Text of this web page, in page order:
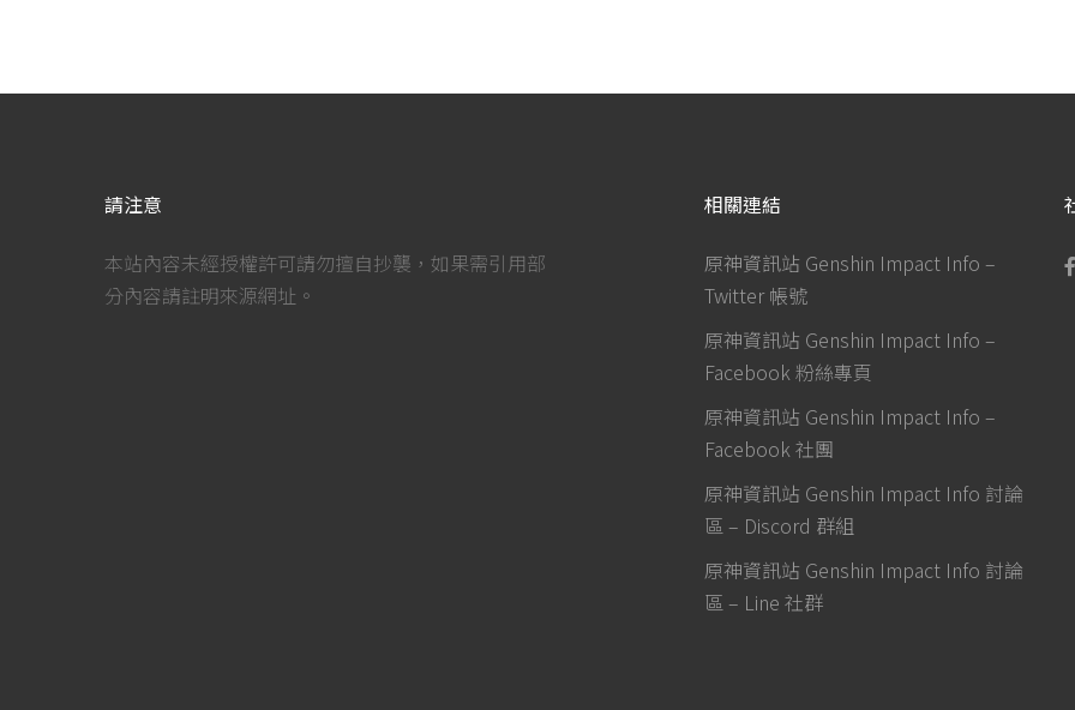
請注意
本站內容未經授權許可請勿擅自抄襲，如果需引用部
分內容請註明來源網址。
相關連結
原神資訊站 Genshin Impact Info –
Twitter 帳號
原神資訊站 Genshin Impact Info –
Facebook 粉絲專頁
原神資訊站 Genshin Impact Info –
Facebook 社團
原神資訊站 Genshin Impact Info 討論
區 – Discord 群組
原神資訊站 Genshin Impact Info 討論
區 – Line 社群